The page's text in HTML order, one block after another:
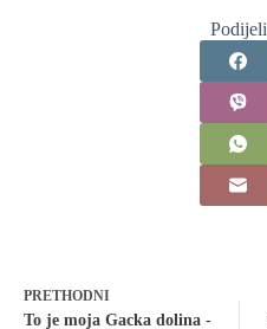
Podijeli
PRETHODNI
To je moja Gacka dolina -